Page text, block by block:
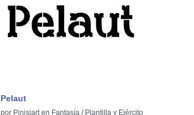
Pelaut
por Pinisiarten Fantasía/ Plantilla y Ejército